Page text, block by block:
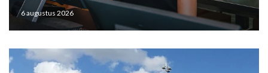
6 augustus 2026